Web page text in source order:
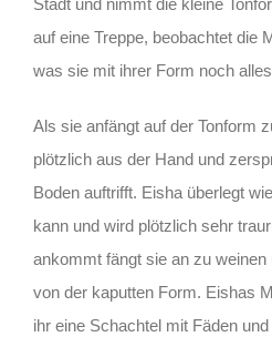
Stadt und nimmt die kleine
auf eine Treppe, beobachtet die
was sie mit ihrer Form noch
Als sie anfängt auf der Tonform
plötzlich aus der Hand und
Boden auftrifft. Eisha überlegt
kann und wird plötzlich sehr
ankommt fängt sie an zu
von der kaputten Form. Eishas
ihr eine Schachtel mit Fäden